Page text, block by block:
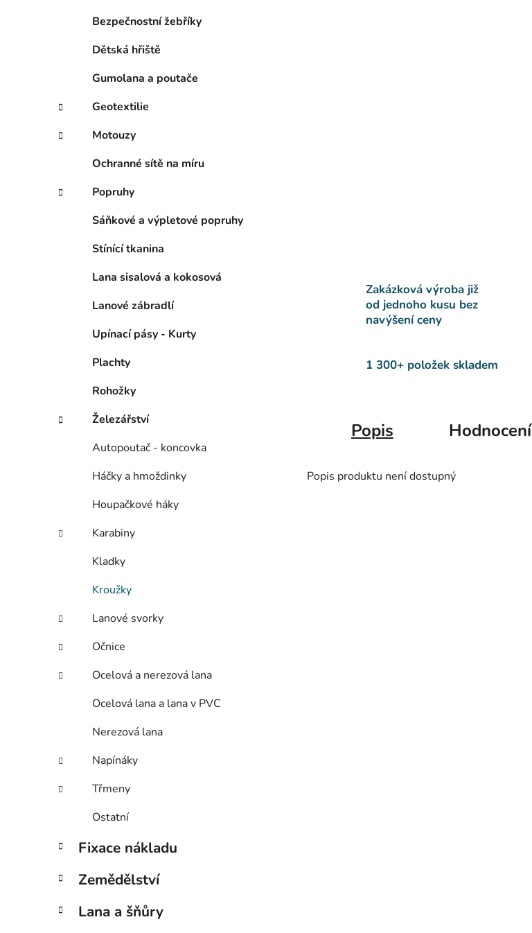
Bezpečnostní žebříky
Dětská hřiště
Gumolana a poutače
Geotextilie
Motouzy
Ochranné sítě na míru
Popruhy
Sáňkové a výpletové popruhy
Stínící tkanina
Lana sisalová a kokosová
Lanové zábradlí
Upínací pásy - Kurty
Plachty
Rohožky
Železářství
Autopoutač - koncovka
Háčky a hmoždinky
Houpačkové háky
Karabiny
Kladky
Kroužky
Lanové svorky
Očnice
Ocelová a nerezová lana
Ocelová lana a lana v PVC
Nerezová lana
Napínáky
Třmeny
Ostatní
Fixace nákladu
Zemědělství
Lana a šňůry
Zakázková výroba již
od jednoho kusu bez
navýšení ceny
1 300+ položek skladem
Popis Hodnocení
Popis produktu není dostupný